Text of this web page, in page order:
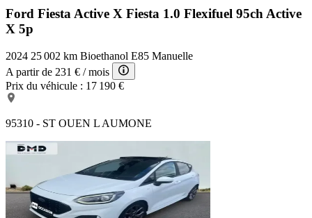
Ford Fiesta Active X Fiesta 1.0 Flexifuel 95ch Active
X 5p
2024 25 002 km Bioethanol E85 Manuelle
A partir de 231 € / mois
Prix du véhicule : 17 190 €
95310 - ST OUEN L AUMONE